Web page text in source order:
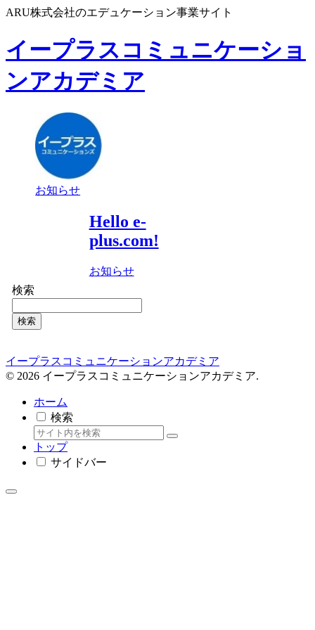
ARU株式会社のエデュケーション事業サイト
イープラスコミュニケーショ
ンアカデミア
お知らせ
Hello e-
plus.com!
お知らせ
検索
検索
イープラスコミュニケーションアカデミア
© 2026 イープラスコミュニケーションアカデミア.
ホーム
検索
トップ
サイドバー